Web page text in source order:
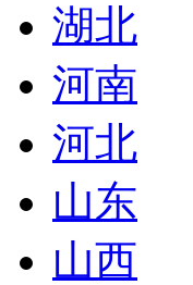
湖北
河南
河北
山东
山西